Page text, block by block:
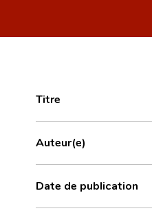
Équipe scientifique
Titre
Auteur(e)
Date de publication